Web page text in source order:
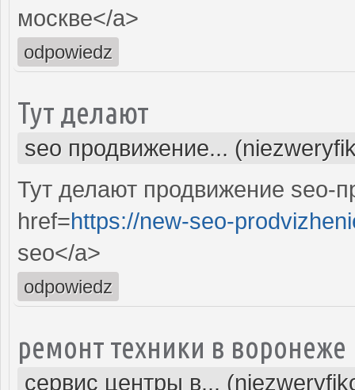
москве</a>
odpowiedz
Тут делают
seo продвижение...
Тут делают продвижение seo-
href=https://new-seo-
seo</a>
odpowiedz
ремонт техники в воронеже
сервис центры в...